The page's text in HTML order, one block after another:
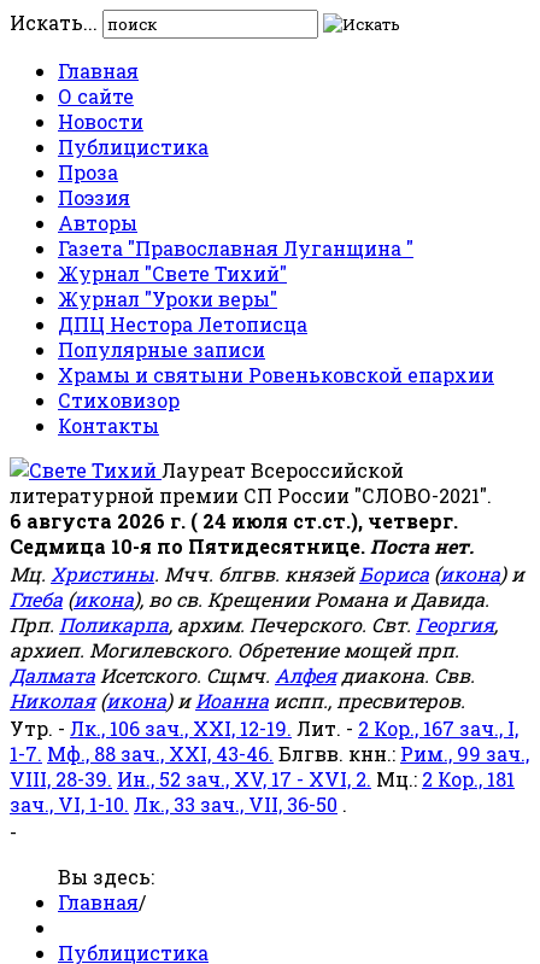
Искать...
Главная
О сайте
Новости
Публицистика
Проза
Поэзия
Авторы
Газета "Православная Луганщина "
Журнал "Свете Тихий"
Журнал "Уроки веры"
ДПЦ Нестора Летописца
Популярные записи
Храмы и святыни Ровеньковской епархии
Стиховизор
Контакты
Лауреат Всероссийской
литературной премии СП России "СЛОВО-2021".
6 августа 2026 г. ( 24 июля ст.ст.), четверг.
Седмица 10-я по Пятидесятнице. Поста нет.
Мц. Христины. Мчч. блгвв. князейБориса (икона) и
Глеба (икона), во св. Крещении Романа и Давида.
Прп. Поликарпа, архим. Печерского. Свт. Георгия,
архиеп. Могилевского. Обретение мощей прп.
Далмата Исетского. Сщмч. Алфеядиакона. Свв.
Николая(икона) иИоанна испп., пресвитеров.
Утр. - Лк., 106 зач., XXI, 12-19. Лит. - 2 Кор., 167 зач., I,
1-7. Мф., 88 зач., XXI, 43-46. Блгвв. кнн.: Рим., 99 зач.,
VIII, 28-39. Ин., 52 зач., XV, 17 - XVI, 2. Мц.: 2 Кор., 181
зач., VI, 1-10. Лк., 33 зач., VII, 36-50 .
-
Вы здесь:
Главная/
Публицистика